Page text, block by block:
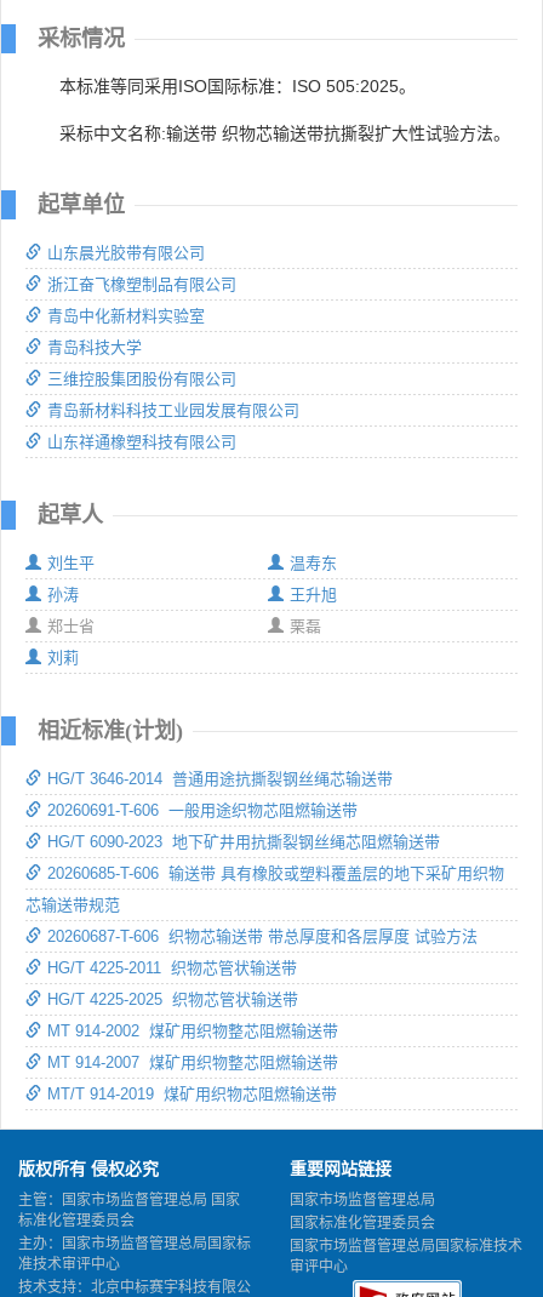
采标情况
本标准等同采用ISO国际标准：ISO 505:2025。
采标中文名称:输送带 织物芯输送带抗撕裂扩大性试验方法。
起草单位
山东晨光胶带有限公司
浙江奋飞橡塑制品有限公司
青岛中化新材料实验室
青岛科技大学
三维控股集团股份有限公司
青岛新材料科技工业园发展有限公司
山东祥通橡塑科技有限公司
起草人
刘生平
温寿东
孙涛
王升旭
郑士省
栗磊
刘莉
相近标准(计划)
HG/T 3646-2014 普通用途抗撕裂钢丝绳芯输送带
20260691-T-606 一般用途织物芯阻燃输送带
HG/T 6090-2023 地下矿井用抗撕裂钢丝绳芯阻燃输送带
20260685-T-606 输送带 具有橡胶或塑料覆盖层的地下采矿用织物
芯输送带规范
20260687-T-606 织物芯输送带 带总厚度和各层厚度 试验方法
HG/T 4225-2011 织物芯管状输送带
HG/T 4225-2025 织物芯管状输送带
MT 914-2002 煤矿用织物整芯阻燃输送带
MT 914-2007 煤矿用织物整芯阻燃输送带
MT/T 914-2019 煤矿用织物芯阻燃输送带
版权所有 侵权必究
主管：国家市场监督管理总局 国家
标准化管理委员会
主办：国家市场监督管理总局国家标
准技术审评中心
技术支持：北京中标赛宇科技有限公
重要网站链接
国家市场监督管理总局
国家标准化管理委员会
国家市场监督管理总局国家标准技术
审评中心